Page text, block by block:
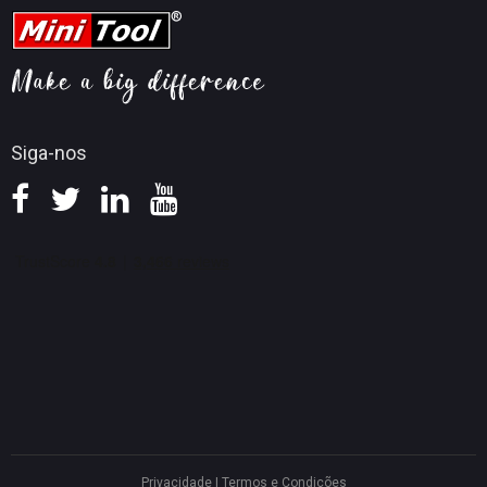
Siga-nos
Dicas do YouTube
Dicas de conversão de vídeo
Ajuda
Privacidade| Termos e Condições